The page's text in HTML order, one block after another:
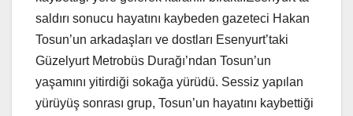
saldırı sonucu hayatını kaybeden gazeteci Hakan
Tosun’un arkadaşları ve dostları Esenyurt’taki
Güzelyurt Metrobüs Durağı’ndan Tosun’un
yaşamını yitirdiği sokağa yürüdü. Sessiz yapılan
yürüyüş sonrası grup, Tosun’un hayatını kaybettiği